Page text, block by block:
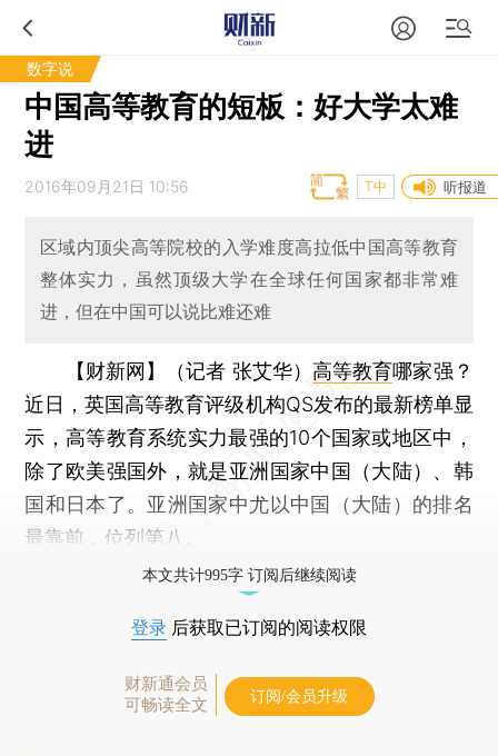
数字说
中国高等教育的短板：好大学太难
进
2016年09月21日 10:56 听报道
T中
区域内顶尖高等院校的入学难度高拉低中国高等教育
整体实力，虽然顶级大学在全球任何国家都非常难
进，但在中国可以说比难还难
【财新网】（记者 张艾华） 高等教育哪家强？
近日，英国高等教育评级机构QS发布的最新榜单显
示，高等教育系统实力最强的10个国家或地区中，
除了欧美强国外，就是亚洲国家中国（大陆）、韩
国和日本了。亚洲国家中尤以中国（大陆）的排名
最靠前，位列第八。
本文共计995字 订阅后继续阅读
登录 后获取已订阅的阅读权限
财新通会员
可畅读全文
订阅/会员升级